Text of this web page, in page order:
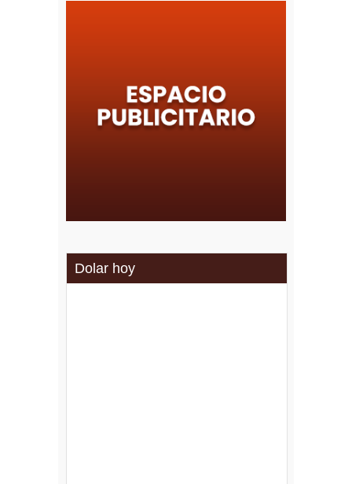
Dolar hoy